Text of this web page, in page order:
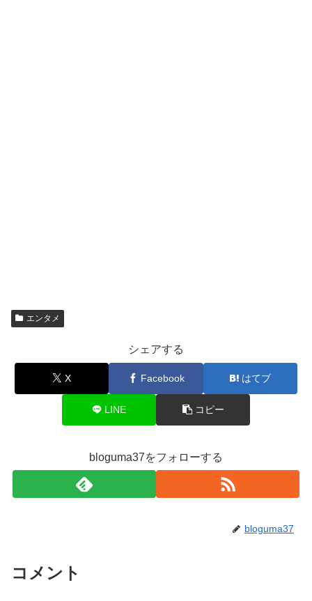
エンタメ
シェアする
X Facebook はてブ
LINE コピー
bloguma37をフォローする
bloguma37
コメント